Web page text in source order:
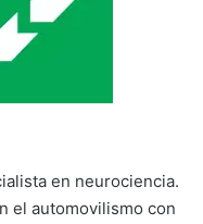
en neurociencia.
el automovilismo con